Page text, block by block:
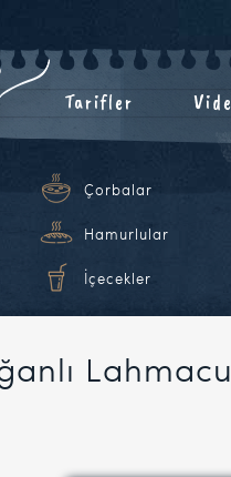
Tarifler
Çorbalar
Hamurlular
İçecekler